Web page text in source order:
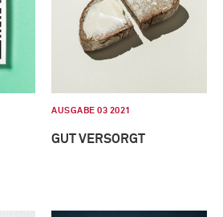
AUSGABE 03 2021
GUT VERSORGT